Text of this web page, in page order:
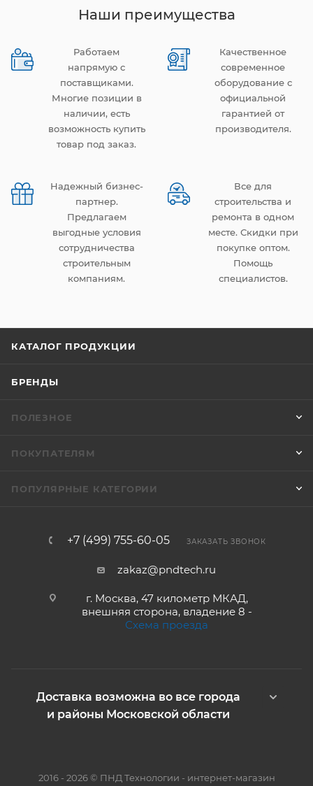
Наши преимущества
Работаем
напрямую с
поставщиками.
Многие позиции в
наличии, есть
возможность купить
товар под заказ.
Качественное
современное
оборудование с
официальной
гарантией от
производителя.
Надежный бизнес-
партнер.
Предлагаем
выгодные условия
сотрудничества
строительным
компаниям.
Все для
строительства и
ремонта в одном
месте. Скидки при
покупке оптом.
Помощь
специалистов.
КАТАЛОГ ПРОДУКЦИИ
БРЕНДЫ
ПОЛЕЗНОЕ
ПОКУПАТЕЛЯМ
ПОПУЛЯРНЫЕ КАТЕГОРИИ
+7 (499) 755-60-05 ЗАКАЗАТЬ ЗВОНОК
zakaz@pndtech.ru
г. Москва, 47 километр МКАД,
внешняя сторона, владение 8 -
Схема проезда
Доставка возможна во все города
и районы Московской области
2016 - 2026 © ПНД Технологии - интернет-магазин